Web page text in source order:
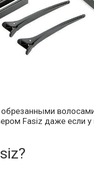
Fasiz даже если у